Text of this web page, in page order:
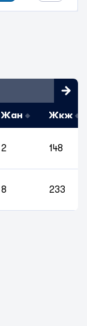
Жан Жкж
2 148
8 233